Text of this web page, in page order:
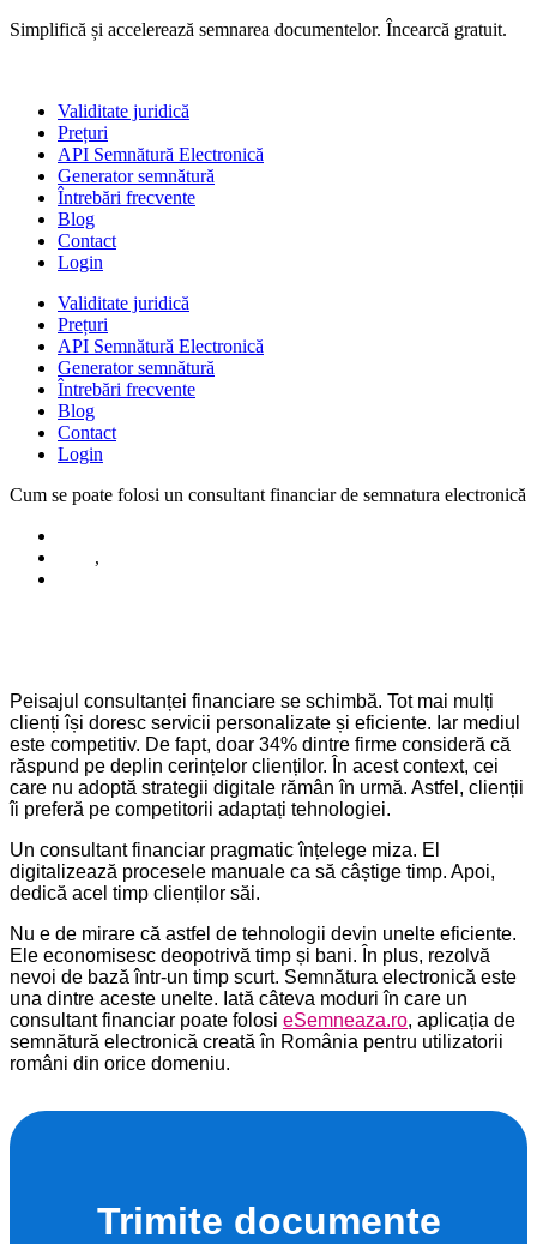
Sari
Simplifică și accelerează semnarea documentelor. Încearcă gratuit.
Validitate juridică
Prețuri
API Semnătură Electronică
Generator semnătură
Întrebări frecvente
Blog
Contact
Login
Validitate juridică
Prețuri
API Semnătură Electronică
Generator semnătură
Întrebări frecvente
Blog
Contact
Login
Cum se poate folosi un consultant financiar de semnatura electronică
,
Peisajul consultanței financiare se schimbă. Tot mai mulți
clienți își doresc servicii personalizate și eficiente. Iar mediul
este competitiv. De fapt, doar 34% dintre firme consideră că
răspund pe deplin cerințelor clienților. În acest context, cei
care nu adoptă strategii digitale rămân în urmă. Astfel, clienții
îi preferă pe competitorii adaptați tehnologiei.
Un consultant financiar pragmatic înțelege miza. El
digitalizează procesele manuale ca să câștige timp. Apoi,
dedică acel timp clienților săi.
Nu e de mirare că astfel de tehnologii devin unelte eficiente.
Ele economisesc deopotrivă timp și bani. În plus, rezolvă
nevoi de bază într-un timp scurt. Semnătura electronică este
una dintre aceste unelte. Iată câteva moduri în care un
consultant financiar poate folosi eSemneaza.ro, aplicația de
semnătură electronică creată în România pentru utilizatorii
români din orice domeniu.
Trimite documente